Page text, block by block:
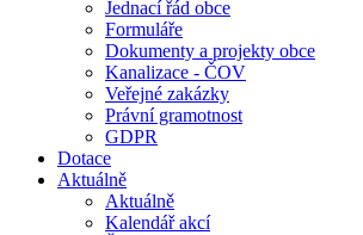
Jednací řád obce
Formuláře
Dokumenty a projekty obce
Kanalizace - ČOV
Veřejné zakázky
Právní gramotnost
GDPR
Dotace
Aktuálně
Aktuálně
Kalendář akcí